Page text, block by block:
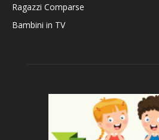
Ragazzi Comparse
Bambini in TV